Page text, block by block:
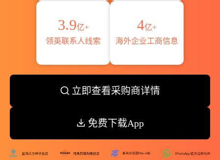
3.9亿+
领英联系人线索
4亿+
海外企业工商信息
立即查看采购商详情
免费下载App